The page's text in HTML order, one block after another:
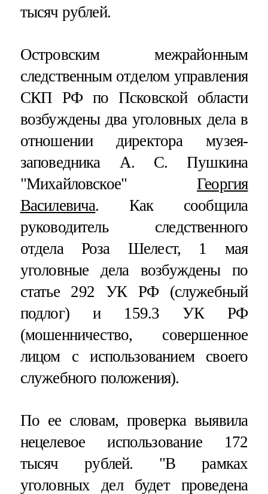
тысяч рублей.
Островским межрайонным
следственным отделом управления
СКП РФ по Псковской области
возбуждены два уголовных дела в
отношении директора музея-
заповедника А. С. Пушкина
"Михайловское"Георгия
Василевича. Как сообщила
руководитель следственного
отдела Роза Шелест, 1 мая
уголовные дела возбуждены по
статье 292 УК РФ (служебный
подлог) и 159.3 УК РФ
(мошенничество, совершенное
лицом с использованием своего
служебного положения).
По ее словам, проверка выявила
нецелевое использование 172
тысяч рублей. "В рамках
уголовных дел будет проведена